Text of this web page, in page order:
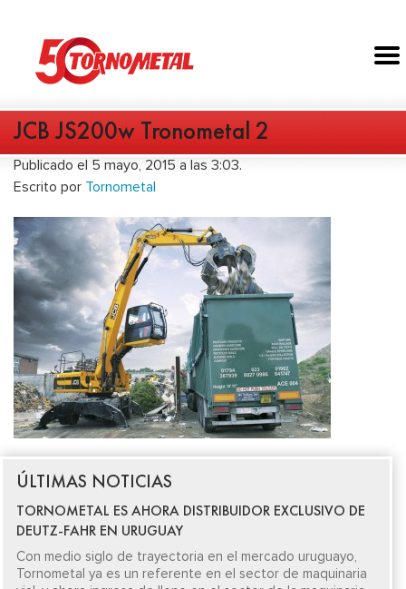
JCB JS200w Tronometal 2
Publicado el 5 mayo, 2015 a las 3:03.
Escrito por Tornometal
ÚLTIMAS NOTICIAS
TORNOMETAL ES AHORA DISTRIBUIDOR EXCLUSIVO DE
DEUTZ-FAHR EN URUGUAY
Con medio siglo de trayectoria en el mercado uruguayo,
Tornometal ya es un referente en el sector de maquinaria